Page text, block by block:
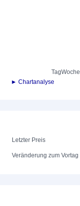
TagWoche
► Chartanalyse
Letzter Preis
Veränderung zum Vortag